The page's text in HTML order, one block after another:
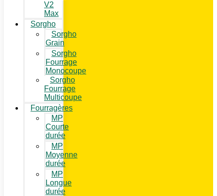
V2
Max
Sorgho
Sorgho
Grain
Sorgho
Fourrage
Monocoupe
Sorgho
Fourrage
Multicoupe
Fourragères
MP
Courte
durée
MP
Moyenne
durée
MP
Longue
durée